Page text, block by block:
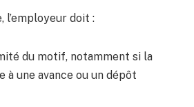
l’employeur doit :
du motif, notamment si la
une avance ou un dépôt